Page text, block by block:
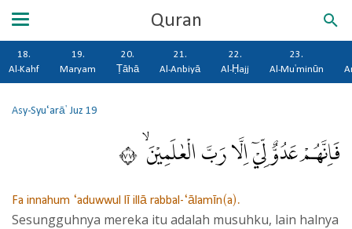
Quran
18.
Al-Kahf
19.
Maryam
20.
Ṭāhā
21.
Al-Anbiyā
22.
Al-Ḥajj
23.
Al-Mu'minūn
Asy-Syu‘arā'Juz 19
فَاِنَّهُمْ عَدُوٌّ لِّيْٓ اِلَّا رَبَّ الْعٰلَمِيْنَ ۙ ٧٧
Fa innahum ‘aduwwul lī illā rabbal-‘ālamīn(a).
Sesungguhnya mereka itu adalah musuhku, lain halnya